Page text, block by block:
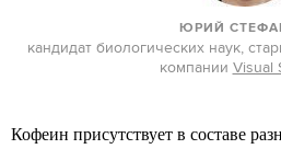
ЮРИЙ
кандидат биологических наук,
компании Visual
Кофеин присутствует в составе